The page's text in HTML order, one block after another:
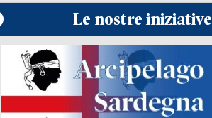
Le nostre iniziative